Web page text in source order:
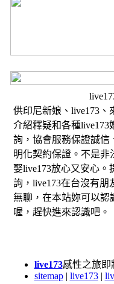
供印尼新娘、live173、
介紹釋疑和各種live173
詢，協會服務保證誠信
明化契約保證。不是非
娶live173放心又安心。
詢，live173在台沒有朋
無聊，在本站妳可以認
喔，趕快進來認識吧。
live173感性之旅即
sitemap| live173|